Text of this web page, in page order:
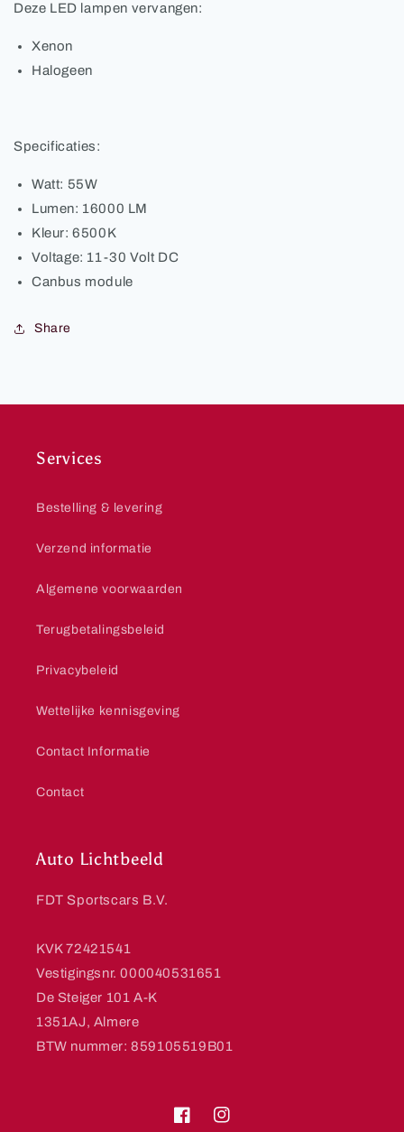
Deze LED lampen vervangen:
Xenon
Halogeen
Specificaties:
Watt: 55W
Lumen: 16000 LM
Kleur: 6500K
Voltage: 11-30 Volt DC
Canbus module
Share
Services
Bestelling & levering
Verzend informatie
Algemene voorwaarden
Terugbetalingsbeleid
Privacybeleid
Wettelijke kennisgeving
Contact Informatie
Contact
Auto Lichtbeeld
FDT Sportscars B.V.
KVK 72421541
Vestigingsnr. 000040531651
De Steiger 101 A-K
1351AJ, Almere
BTW nummer: 859105519B01
FacebookInstagram